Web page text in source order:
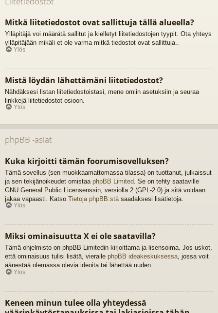
Mitkä liitetiedostot ovat sallittuja tällä alueella?
Ylläpitäjä voi määrätä sallitut ja kielletyt liitetiedostojen tyypit. Ota yhteys
ylläpitäjään mikäli et ole varma mitkä tiedostot ovat sallittuja..
Ylös
Mistä löydän lähettämäni liitetiedostot?
Nähdäksesi listan liitetiedostoistasi, mene omiin asetuksiin ja seuraa
linkkejä liitetiedostot-osioon.
Ylös
phpBB -asiat
Kuka kirjoitti tämän foorumisovelluksen?
Tämä sovellus (sen muokkaamattomassa tilassa) on tuottanut, julkaissut
ja sen tekijänoikeudet omistaa phpBB Limited . Se on tehty saataville
GNU General Public Licensenssin, versiolla 2 (GPL-2.0) ja sitä voidaan
jakaa vapaasti. Katso Tietoja phpBB:stä saadaksesi lisätietoja.
Ylös
Miksi ominaisuutta X ei ole saatavilla?
Tämä ohjelmisto on phpBB Limitedin kirjoittama ja lisensoima. Jos uskot,
että ominaisuus tulisi lisätä, vieraile phpBB ideakeskuksessa, jossa voit
äänestää olemassa olevia ideoita tai lähettää uuden.
Ylös
Keneen minun tulee olla yhteydessä